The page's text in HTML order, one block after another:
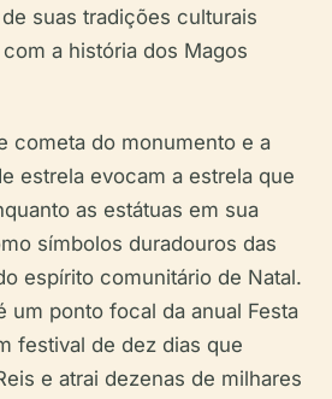
suas tradições culturais
a história dos Magos
cometa do monumento e a
estrela evocam a estrela que
as estátuas em sua
símbolos duradouros das
espírito comunitário de Natal.
um ponto focal da anual Festa
festival de dez dias que
e atrai dezenas de milhares